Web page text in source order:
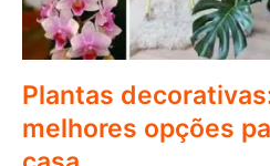
Plantas
melhores opções